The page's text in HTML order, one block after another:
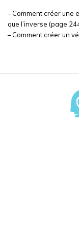
– Comment créer une
que l’inverse (page
– Comment créer un